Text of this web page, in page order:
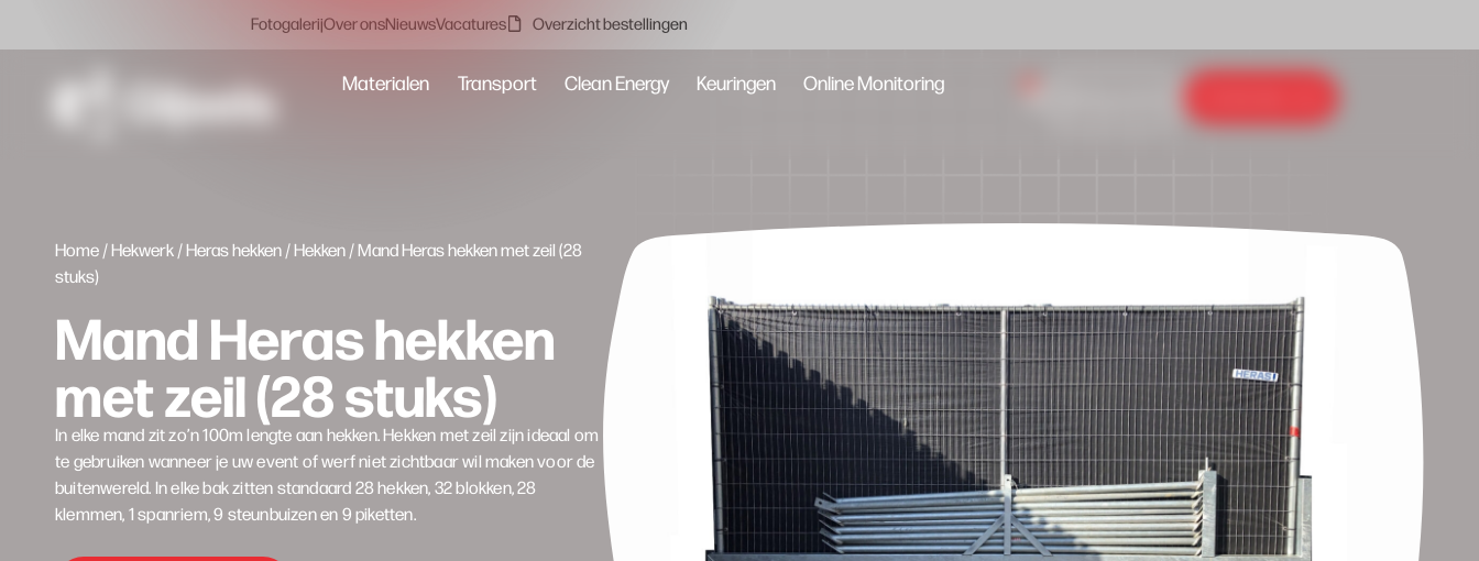
FotogalerijOver onsNieuwsVacatures Overzicht bestellingen
Materialen Transport Clean Energy Keuringen Online Monitoring
Home/Hekwerk/Heras hekken/Hekken/ Mand Heras hekken met zeil (28
stuks)
Mand Heras hekken
met zeil (28 stuks)
In elke mand zit zo’n 100m lengte aan hekken. Hekken met zeil zijn ideaal om
te gebruiken wanneer je uw event of werf niet zichtbaar wil maken voor de
buitenwereld. In elke bak zitten standaard 28 hekken, 32 blokken, 28
klemmen, 1 spanriem, 9 steunbuizen en 9 piketten.